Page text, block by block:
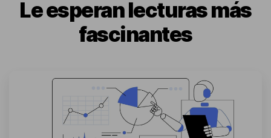
Le esperan lecturas más
fascinantes